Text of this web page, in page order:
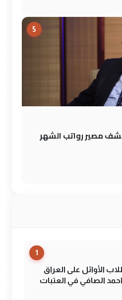
5
مصير رواتب الشهر
1
الأوائل على العراق
الصافي في العتبات